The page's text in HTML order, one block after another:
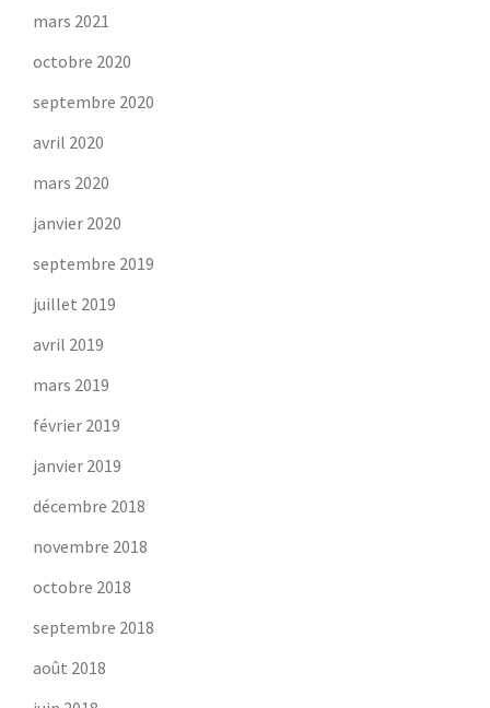
mars 2021
octobre 2020
septembre 2020
avril 2020
mars 2020
janvier 2020
septembre 2019
juillet 2019
avril 2019
mars 2019
février 2019
janvier 2019
décembre 2018
novembre 2018
octobre 2018
septembre 2018
août 2018